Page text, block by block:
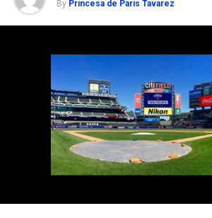
By Princesa de Paris Tavarez